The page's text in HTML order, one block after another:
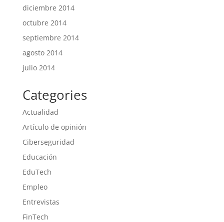
diciembre 2014
octubre 2014
septiembre 2014
agosto 2014
julio 2014
Categories
Actualidad
Artículo de opinión
Ciberseguridad
Educación
EduTech
Empleo
Entrevistas
FinTech